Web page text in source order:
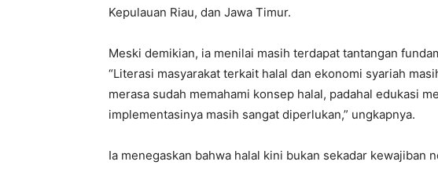
Kepulauan Riau, dan Jawa Timur.
Meski demikian, ia menilai masih terdapat tantangan
“Literasi masyarakat terkait halal dan ekonomi syariah
merasa sudah memahami konsep halal, padahal edukasi
implementasinya masih sangat diperlukan,” ungkapnya.
Ia menegaskan bahwa halal kini bukan sekadar kewajiban